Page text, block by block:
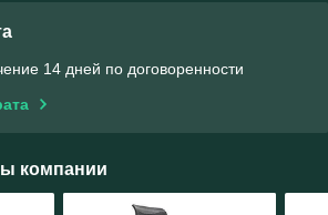
14 дней по договоренности
компании